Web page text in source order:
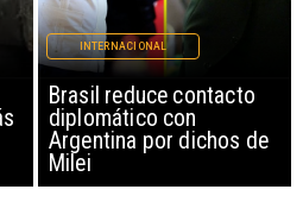
China restringe
exportación de drones a
EEUU y sanciona
empresas
INTERNACIONAL